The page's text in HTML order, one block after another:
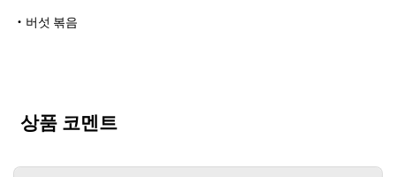
・버섯 볶음
상품 코멘트